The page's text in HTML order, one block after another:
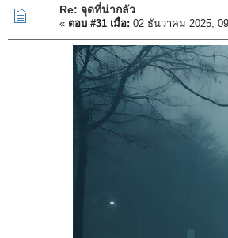
Re: จุดที่น่ากลัว
« ตอบ #31 เมื่อ: 02 ธันวาคม 2025,